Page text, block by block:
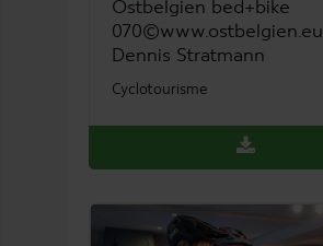
Ostbelgien bed+bike
070©www.ostbelgien.eu
Dennis Stratmann
Cyclotourisme